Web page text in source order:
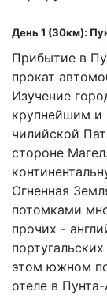
День 1 (30км):
Прибытие в
прокат
Изучение
крупнейшим и
чилийской
стороне
Огненная
потомками
прочих -
этом южном
отеле в